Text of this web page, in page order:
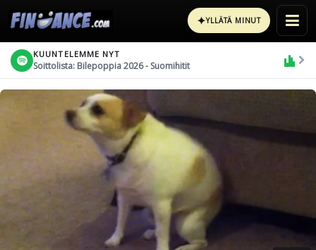
✦YLLÄTÄ MINUT
KUUNTELEMME NYT
Soittolista: Bilepoppia 2026 - Suomihitit